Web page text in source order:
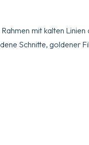
mit kalten Linien
Schnitte, goldener